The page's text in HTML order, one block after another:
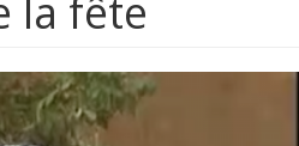
la fête